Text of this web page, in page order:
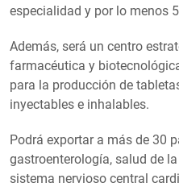
especialidad y por lo menos
Además, será un centro
farmacéutica y
para la producción de
inyectables e inhalables.
Podrá exportar a más de 30
gastroenterología, salud de
sistema nervioso central